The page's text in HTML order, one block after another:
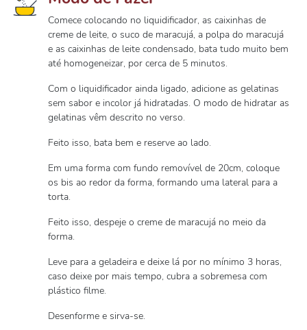
Comece colocando no liquidificador, as caixinhas de
creme de leite, o suco de maracujá, a polpa do maracujá
e as caixinhas de leite condensado, bata tudo muito bem
até homogeneizar, por cerca de 5 minutos.
Com o liquidificador ainda ligado, adicione as gelatinas
sem sabor e incolor já hidratadas. O modo de hidratar as
gelatinas vêm descrito no verso.
Feito isso, bata bem e reserve ao lado.
Em uma forma com fundo removível de 20cm, coloque
os bis ao redor da forma, formando uma lateral para a
torta.
Feito isso, despeje o creme de maracujá no meio da
forma.
Leve para a geladeira e deixe lá por no mínimo 3 horas,
caso deixe por mais tempo, cubra a sobremesa com
plástico filme.
Desenforme e sirva-se.